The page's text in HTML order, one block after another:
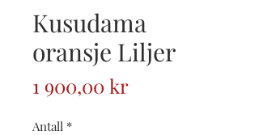
Kusudama
oransje Liljer
1 900,00 krPris
Antall *